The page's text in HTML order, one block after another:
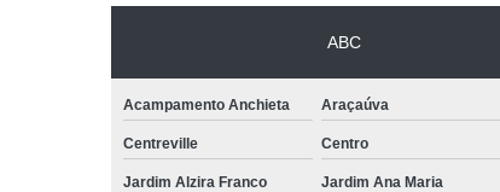
ABC
Acampamento Anchieta Araçaúva
Centreville Centro
Jardim Alzira Franco Jardim Ana Maria